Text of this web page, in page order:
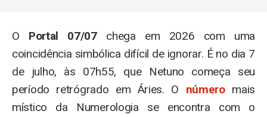
O Portal 07/07chega em 2026 com uma
coincidência simbólica difícil de ignorar. É no dia 7
de julho, às 07h55, que Netuno começa seu
período retrógrado em Áries. O númeromais
místico da Numerologia se encontra com o